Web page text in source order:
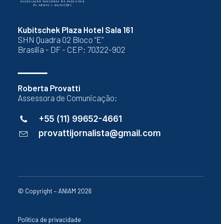
Kubitschek Plaza Hotel Sala 161
SHN Quadra 02 Bloco “E”
Brasília - DF - CEP: 70322-902
Roberta Provatti
Assessora de Comunicação:
+55 (11) 99652-4661
provattijornalista@gmail.com
© Copyright – ANIAM 2026
Política de privacidade